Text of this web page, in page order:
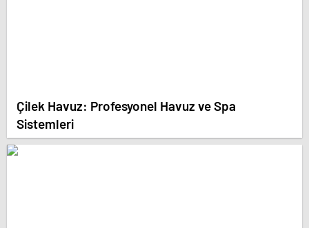
Çilek Havuz: Profesyonel Havuz ve Spa
Sistemleri